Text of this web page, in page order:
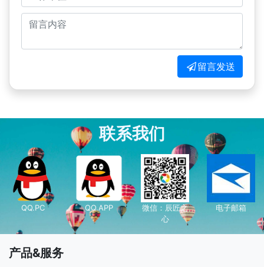
留言发送
联系我们
QQ.PC QQ.APP
微信：辰匠之
心
电子邮箱
产品&服务